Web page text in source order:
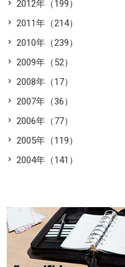
2012年（199）
2011年（214）
2010年（239）
2009年（52）
2008年（17）
2007年（36）
2006年（77）
2005年（119）
2004年（141）